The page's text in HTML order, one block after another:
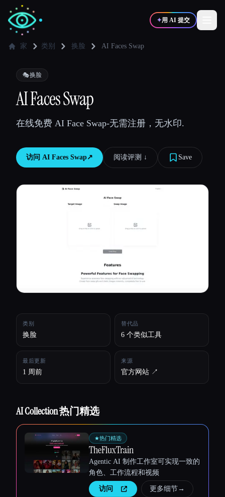
✦用 AI 提交
✍️写作者
💻
家 类别 换脸 AI Faces Swap
🎭换脸
AI Faces Swap
在线免费 AI Face Swap-无需注册，无水印.
访问 AI Faces Swap↗︎ 阅读评测 ↓︎ Save
类别
换脸
替代品
6 个类似工具
最后更新
1 周前
来源
官方网站 ↗︎
AI Collection 热门精选
★热门精选
TheFluxTrain
Agentic AI 制作工作室可实现一致的
角色、工作流程和视频
访问 更多细节→